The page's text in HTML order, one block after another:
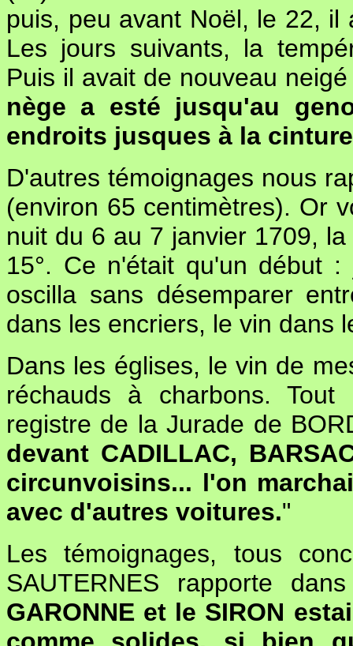
puis, peu avant Noël, le 22,
Les jours suivants, la
Puis il avait de nouveau
nège a esté jusqu'au
endroits jusques à la
D'autres témoignages nous
(environ 65 centimètres). Or
nuit du 6 au 7 janvier 1709,
15°. Ce n'était qu'un début
oscilla sans désemparer
dans les encriers, le vin dans
Dans les églises, le vin de
réchauds à charbons.
registre de la Jurade de
devant CADILLAC,
circunvoisins... l'on
avec d'autres voitures."
Les témoignages, tous
SAUTERNES rapporte
GARONNE et le SIRON